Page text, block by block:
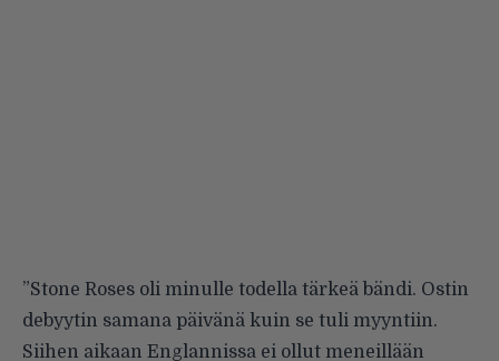
”Stone Roses oli minulle todella tärkeä bändi. Ostin
debyytin samana päivänä kuin se tuli myyntiin.
Siihen aikaan Englannissa ei ollut meneillään